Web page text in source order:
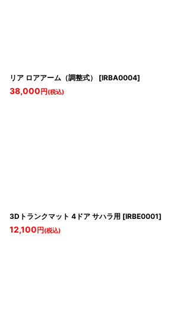
リア ロアアーム（調整式） [IRBA0004]
38,000円(税込)
3Dトランクマット 4ドア サハラ用 [IRBE0001]
12,100円(税込)